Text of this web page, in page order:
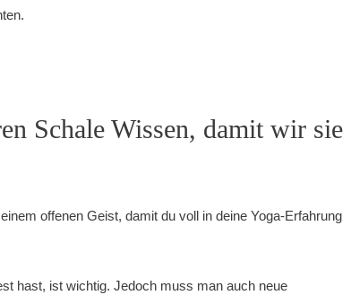
Schale Wissen, damit wir sie
offenen Geist, damit du voll in deine Yoga-Erfahrung
hast, ist wichtig. Jedoch muss man auch neue